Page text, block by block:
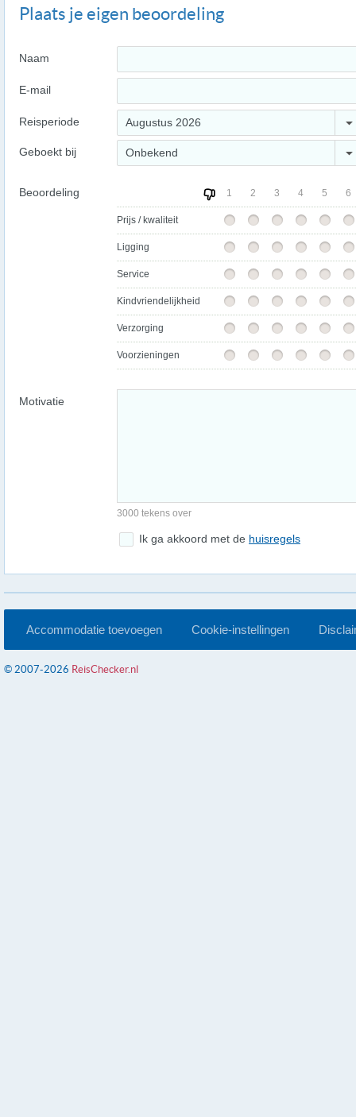
Plaats je eigen beoordeling
Naam
E-mail
Reisperiode Augustus 2026
Geboekt bij Onbekend
Beoordeling 1 2 3 4 5 6
Prijs / kwaliteit
Ligging
Service
Kindvriendelijkheid
Verzorging
Voorzieningen
Motivatie
3000 tekens over
Ik ga akkoord met de huisregels
Accommodatie toevoegen Cookie-instellingen
© 2007-2026 ReisChecker.nl